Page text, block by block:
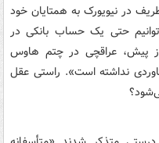
در نیویورک به همتایان خود
پیش، عراقچی در چتم هاوس
نداشته است». راستی عقل